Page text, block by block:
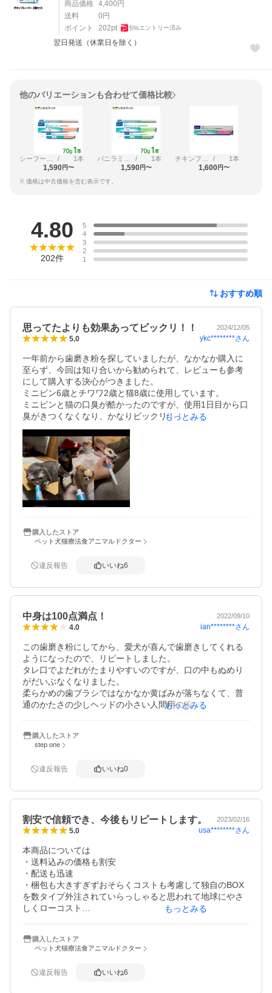
商品価格 4,400 円
送料
0 円
ポイント
202pt 5%エントリー済み
翌日発送（休業日を除く）
他のバリエーションも合わせて価格比較
/ 1本
1,590円〜
/ 1本
1,590円〜
/ 1本
1,600円〜
※ 価格は中古価格を含む表示です。
4.80
202件
5
4
3
2
1
おすすめ順
思ってたよりも効果あってビックリ！！ 2024/12/05
5.0 ykc********さん
一年前から歯磨き粉を探していましたが、なかなか購入に
至らず、今回は知り合いから勧められて、レビューも参考
にして購入する決心がつきました。
ミニピン6歳とチワワ2歳と猫8歳に使用しています。
ミニピンと猫の口臭が酷かったのですが、使用1日目から口
臭がきつくなくなり、かなりビックリ！！
流石に0になることはないですが、すごく軽減されます。
（猫は犬歯に塗って舐めるだけで効果あり）
6歳のミニピン2年前に歯が欠けた為抜歯と歯石取りをした
のですが、口を触らせてくれなくなり1年後には歯石が付き
歯も黄色くなってしまいました。
そこから何とか3種類の歯磨きを使用して頑張ってきました
が（歯ブラシで水洗い）、歯石と黄色い色素は取れ
こちらの商品を使用して
に白くなっているような気がしてます。
この歯磨きペーストがなくなった時どこまで変わるのかす
もっとみる
購入したストア
ペット犬猫療法食アニマルドクター
違反報告 いいね6
中身は100点満点！ 2022/09/10
4.0 ian********さん
この歯磨き粉にしてから、愛犬が喜んで歯磨きしてくれる
ようになったので、リピートしました。
タレ口でよだれがたまりやすいのですが、口の中もぬめり
がだいぶなくなりました。
柔らかめの歯ブラシではなかなか黄ばみが落ちなくて、普
通のかたさの少しヘッドの小さい人間用の歯ブラシで力を
という音がします。
がつきます。最後の方は、押すたびにそこから中身が漏れ
人間用みたいに、柔らかいケースにしてもらえたら有難い
折れ曲がらないように中身を出していかないといけないの
がちょっと面倒ではありますが、それでも歯磨き粉はこ
もっとみる
購入したストア
step one
違反報告 いいね0
割安で信頼でき、今後もリピートします。 2023/02/16
5.0 usa********さん
本商品については
・送料込みの価格も割安
・配送も迅速
・梱包も大きすぎずおそらくコストも考慮して独自のBOX
を数タイプ外注されていらっしゃると思われて地球にやさ
しくローコスト
した多角化なども視野に、或いは収益はスタッフの対価ア
ップの原資に、
と思います。
もっとみる
購入したストア
ペット犬猫療法食アニマルドクター
違反報告 いいね6